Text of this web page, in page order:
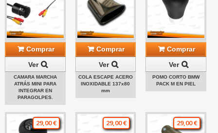
Comprar
Ver
CAMARA MARCHA
ATRÁS MINI PARA
INTEGRAR EN
PARAGOLPES.
Comprar
Ver
COLA ESCAPE ACERO
INOXIDABLE 137x80
mm
Comprar
Ver
POMO CORTO BMW
PACK M EN PIEL
29,00 € 29,00 € 29,00 €